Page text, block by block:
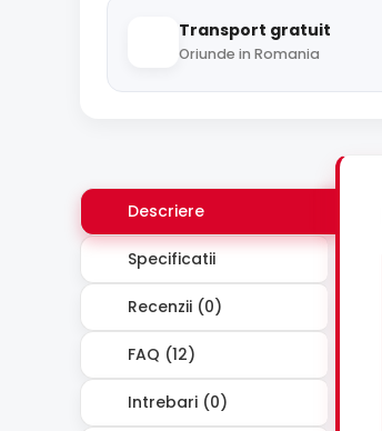
Transport gratuit
Oriunde in Romania
Descriere
Specificatii
Recenzii (0)
FAQ (12)
Intrebari (0)